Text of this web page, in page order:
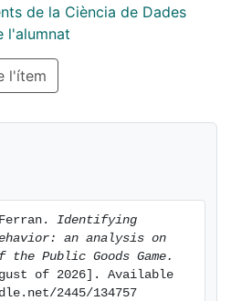
de la Ciència de Dades
l'alumnat
l'ítem
Ferran. Identifying
an analysis on
Public Goods Game.
of 2026]. Available
2445/134757